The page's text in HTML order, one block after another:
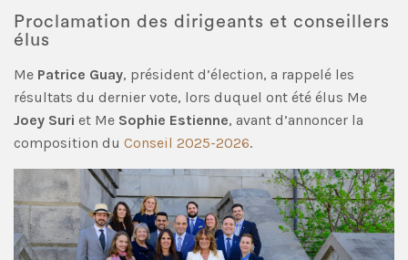
Proclamation des dirigeants et conseillers
élus
Me Patrice Guay, président d’élection, a rappelé les
résultats du dernier vote, lors duquel ont été élus Me
Joey Suri et Me Sophie Estienne, avant d’annoncer la
composition du Conseil 2025-2026.